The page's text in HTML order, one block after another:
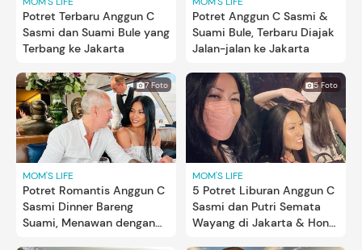
Potret Terbaru Anggun C
Sasmi dan Suami Bule yang
Terbang ke Jakarta
Potret Anggun C Sasmi &
Suami Bule, Terbaru Diajak
Jalan-jalan ke Jakarta
7 Foto
MOM'S LIFE
Potret Romantis Anggun C
Sasmi Dinner Bareng
Suami, Menawan dengan
5 Foto
MOM'S LIFE
5 Potret Liburan Anggun C
Sasmi dan Putri Semata
Wayang di Jakarta & Hong